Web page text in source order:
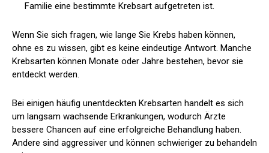
Familie eine bestimmte Krebsart aufgetreten ist.
Wenn Sie sich fragen, wie lange Sie Krebs haben können,
ohne es zu wissen, gibt es keine eindeutige Antwort. Manche
Krebsarten können Monate oder Jahre bestehen, bevor sie
entdeckt werden.
Bei einigen häufig unentdeckten Krebsarten handelt es sich
um langsam wachsende Erkrankungen, wodurch Ärzte
bessere Chancen auf eine erfolgreiche Behandlung haben.
Andere sind aggressiver und können schwieriger zu behandeln